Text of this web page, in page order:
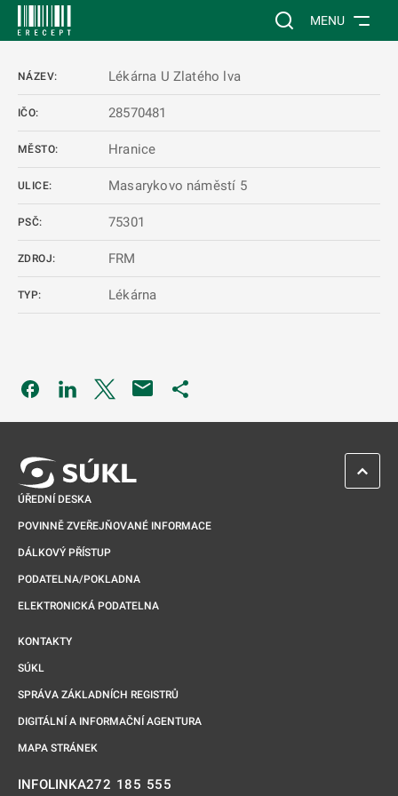
Vyhledávání na
MENU
NÁZEV: Lékárna U Zlatého lva
IČO: 28570481
MĚSTO: Hranice
ULICE: Masarykovo náměstí 5
PSČ: 75301
ZDROJ: FRM
TYP: Lékárna
Odkaz se otevře na nové kartě
Odkaz se otevře na nové kartě
Odkaz se otevře na nové kartě
ÚŘEDNÍ DESKA
POVINNĚ ZVEŘEJŇOVANÉ INFORMACE
DÁLKOVÝ PŘÍSTUP
PODATELNA/POKLADNA
ELEKTRONICKÁ PODATELNA
KONTAKTY
SÚKL
SPRÁVA ZÁKLADNÍCH REGISTRŮ
DIGITÁLNÍ A INFORMAČNÍ AGENTURA
MAPA STRÁNEK
INFOLINKA272 185 555
ZPĚT